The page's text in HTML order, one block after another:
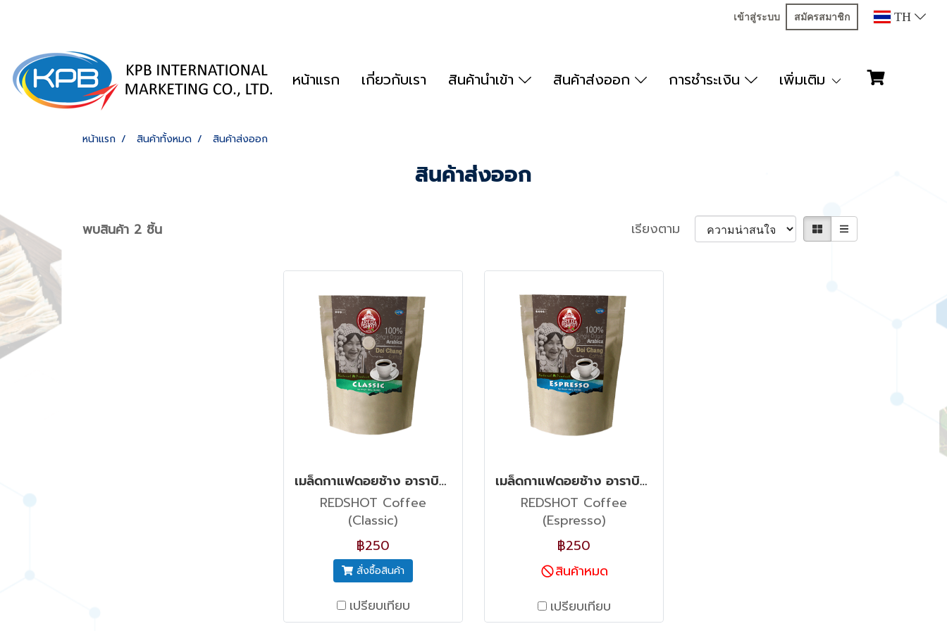
เข้าสู่ระบบ สมัครสมาชิก TH
หน้าแรก เกี่ยวกับเรา สินค้านำเข้า สินค้าส่งออก การชำระเงิน เพิ่มเติม
หน้าแรก สินค้าทั้งหมด สินค้าส่งออก
สินค้าส่งออก
พบสินค้า 2 ชิ้น เรียงตาม
เมล็ดกาแฟดอยช้าง อาราบิก้า 100% รสคลาสสิค คั่วกลาง (เกรด A) REDSHOT Coffee
REDSHOT Coffee
(Classic)
฿250
สั่งซื้อสินค้า
เปรียบเทียบ
เมล็ดกาแฟดอยช้าง อาราบิก้า 100% รสเอสเพรสโซ่ คั่วเข้ม (เกรด A) REDSHOT Coffee
REDSHOT Coffee
(Espresso)
฿250
สินค้าหมด
เปรียบเทียบ